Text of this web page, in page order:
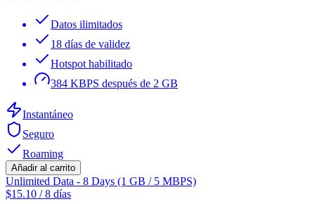
Datos ilimitados
18 días de validez
Hotspot habilitado
384 KBPS después de 2 GB
Instantáneo
Seguro
Roaming
Añadir al carrito
Unlimited Data - 8 Days (1 GB / 5 MBPS)
$15.10 /8 días